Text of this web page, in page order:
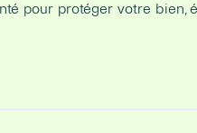
pour protéger votre bien,